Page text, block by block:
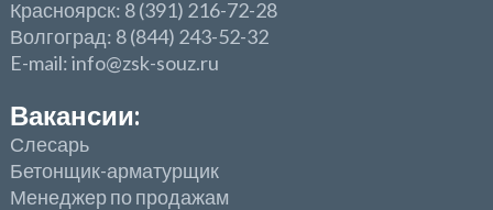
Красноярск: 8 (391) 216-72-28
Волгоград: 8 (844) 243-52-32
E-mail: info@zsk-souz.ru
Вакансии:
Слесарь
Бетонщик-арматурщик
Менеджер по продажам